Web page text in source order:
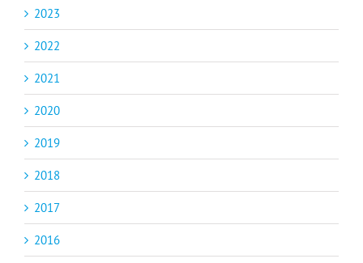
2023
2022
2021
2020
2019
2018
2017
2016